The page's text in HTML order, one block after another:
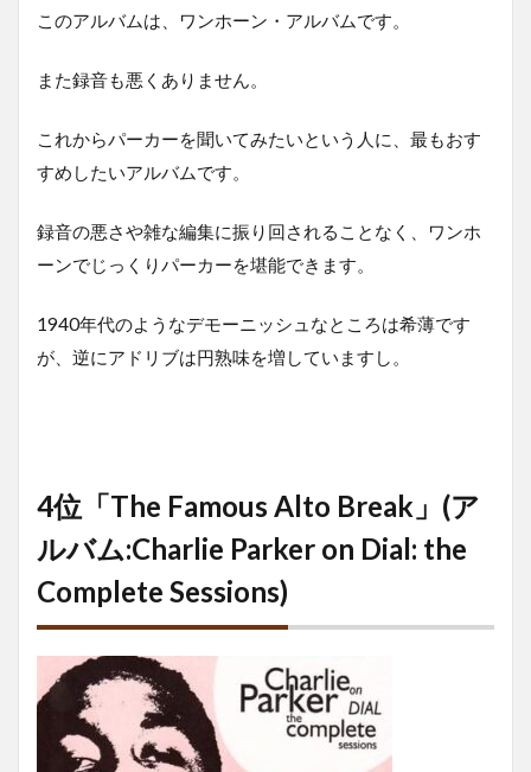
このアルバムは、ワンホーン・アルバムです。
また録音も悪くありません。
これからパーカーを聞いてみたいという人に、最もおす
すめしたいアルバムです。
録音の悪さや雑な編集に振り回されることなく、ワンホ
ーンでじっくりパーカーを堪能できます。
1940年代のようなデモーニッシュなところは希薄です
が、逆にアドリブは円熟味を増していますし。
4位「The Famous Alto Break」(ア
ルバム:Charlie Parker on Dial: the
Complete Sessions)